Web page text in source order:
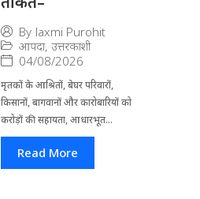
By laxmi Purohit
आपदा, उत्तरकाशी
04/08/2026
मृतकों के आश्रितों, बेघर परिवारों,
किसानों, बागवानों और कारोबारियों को
करोड़ों की सहायता, आधारभूत...
Read More